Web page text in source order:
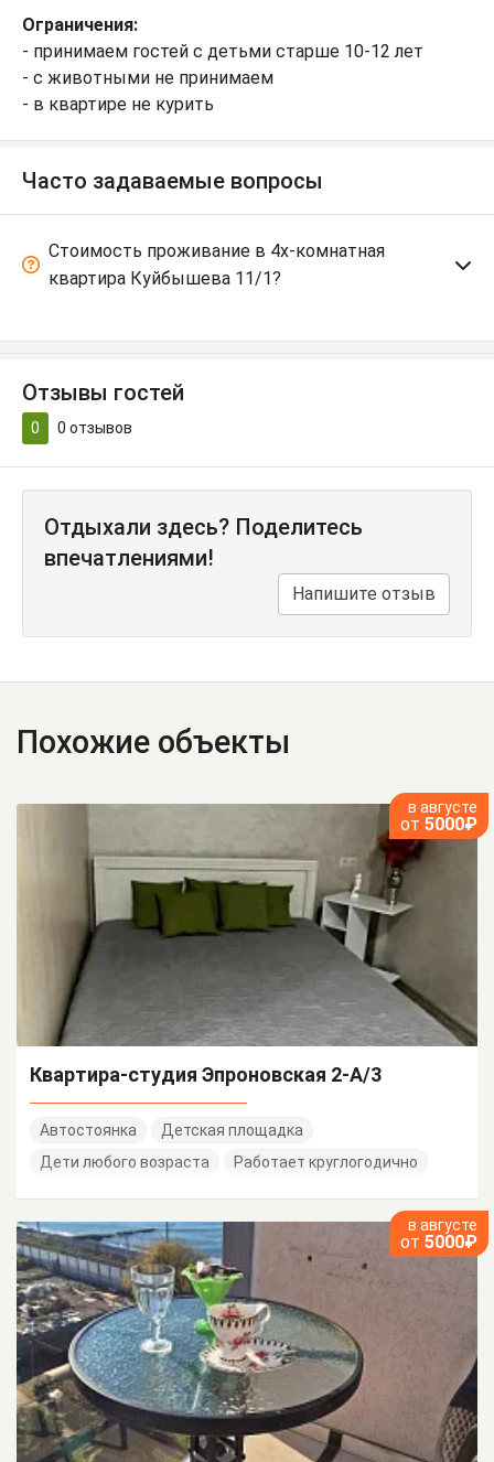
Ограничения:
- принимаем гостей с детьми старше 10-12 лет
- с животными не принимаем
- в квартире не курить
Часто задаваемые вопросы
Стоимость проживание в 4х-комнатная
квартира Куйбышева 11/1?
Отзывы гостей
0 0 отзывов
Отдыхали здесь? Поделитесь
впечатлениями!
Напишите отзыв
Похожие объекты
в августе
от 5000₽
Квартира-студия Эпроновская 2-А/3
Автостоянка
Детская площадка
Дети любого возраста
Работает круглогодично
в августе
от 5000₽